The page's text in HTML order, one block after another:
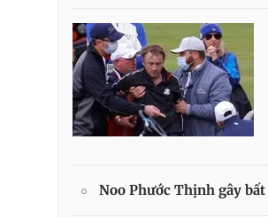
Noo Phước Thịnh gây